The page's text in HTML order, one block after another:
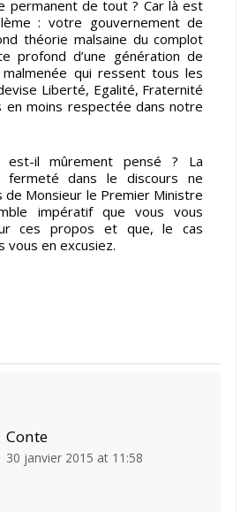
permanent de tout ? Car là est
: votre gouvernement de
théorie malsaine du complot
profond d’une génération de
qui ressent tous les
Liberté, Egalité, Fraternité
en moins respectée dans notre
est-il mûrement pensé ? La
fermeté dans le discours ne
de Monsieur le Premier Ministre
impératif que vous vous
ces propos et que, le cas
vous en excusiez.
Conte
30 janvier 2015 at 11:58